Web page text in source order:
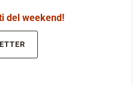
del weekend!